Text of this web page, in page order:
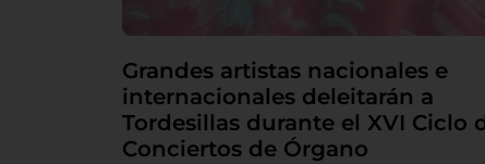
Grandes artistas nacionales e
internacionales deleitarán a
Tordesillas durante el XVI Ciclo
Conciertos de Órgano